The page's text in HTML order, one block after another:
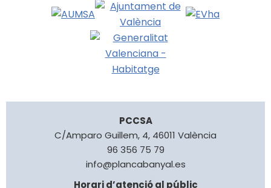
PCCSA
C/Amparo Guillem, 4, 46011 València
96 356 75 79
info@plancabanyal.es
Horari d’atenció al públic